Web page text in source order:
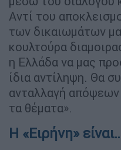
Αντί του
των δικαιωμάτων
κουλτούρα
η Ελλάδα να μας
ίδια αντίληψη. Θα
ανταλλαγή απόψεων
τα θέματα».
Η «Ειρήνη»